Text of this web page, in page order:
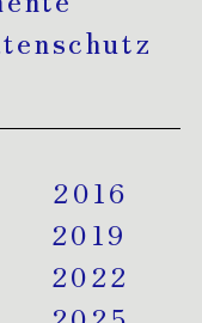
2016
2019
2022